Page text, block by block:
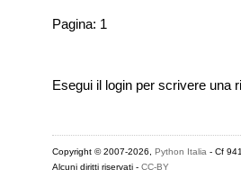
Pagina: 1
Esegui il login per scrivere una
Copyright © 2007-2026, Python Italia- Cf
Alcuni diritti riservati - CC-BY